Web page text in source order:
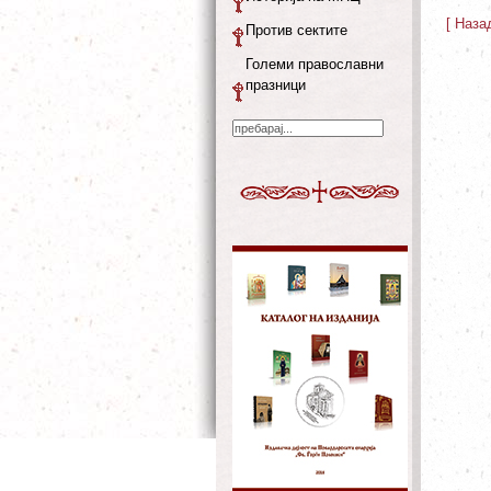
[
Против сектите
Големи православни
празници